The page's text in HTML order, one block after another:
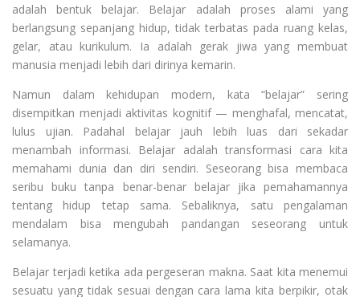
adalah bentuk belajar. Belajar adalah proses alami yang
berlangsung sepanjang hidup, tidak terbatas pada ruang kelas,
gelar, atau kurikulum. Ia adalah gerak jiwa yang membuat
manusia menjadi lebih dari dirinya kemarin.
Namun dalam kehidupan modern, kata “belajar” sering
disempitkan menjadi aktivitas kognitif — menghafal, mencatat,
lulus ujian. Padahal belajar jauh lebih luas dari sekadar
menambah informasi. Belajar adalah transformasi cara kita
memahami dunia dan diri sendiri. Seseorang bisa membaca
seribu buku tanpa benar-benar belajar jika pemahamannya
tentang hidup tetap sama. Sebaliknya, satu pengalaman
mendalam bisa mengubah pandangan seseorang untuk
selamanya.
Belajar terjadi ketika ada pergeseran makna. Saat kita menemui
sesuatu yang tidak sesuai dengan cara lama kita berpikir, otak